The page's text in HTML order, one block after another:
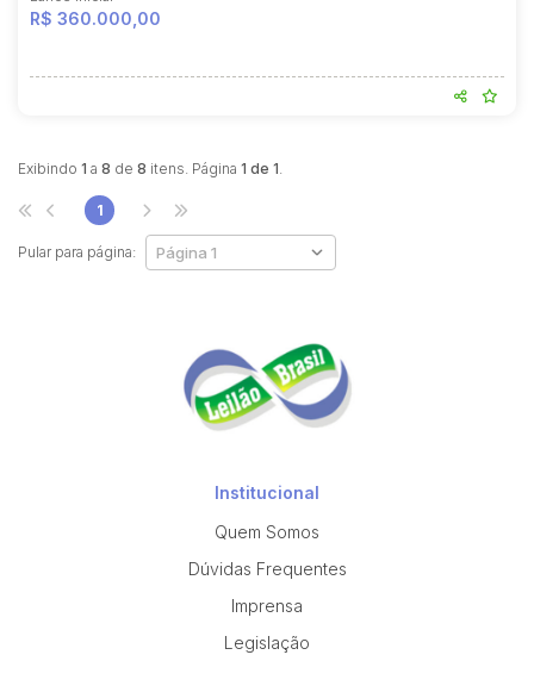
R$ 360.000,00
Exibindo 1 a 8 de 8 itens. Página 1 de 1.
Pular para página:
1
Institucional
Quem Somos
Dúvidas Frequentes
Imprensa
Legislação